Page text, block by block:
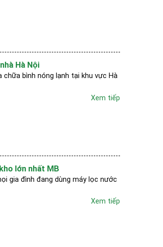
Hà Nội
chữa bình nóng lạnh tại khu vực Hà
Xem tiếp
lớn nhất MB
gia đình đang dùng máy lọc nước
Xem tiếp